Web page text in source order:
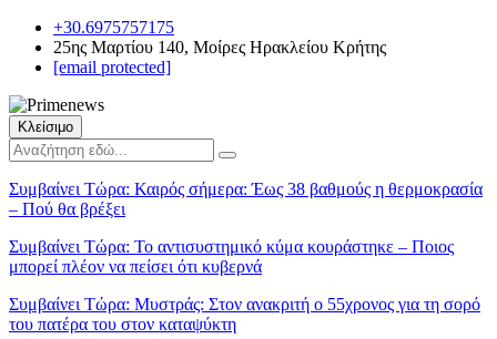
+30.6975757175
25ης Μαρτίου 140, Μοίρες Ηρακλείου Κρήτης
[email protected]
Κλείσιμο
Συμβαίνει Τώρα: Καιρός σήμερα: Έως 38 βαθμούς η θερμοκρασία
– Πού θα βρέξει
Συμβαίνει Τώρα: Το αντισυστημικό κύμα κουράστηκε – Ποιος
μπορεί πλέον να πείσει ότι κυβερνά
Συμβαίνει Τώρα: Μυστράς: Στον ανακριτή ο 55χρονος για τη σορό
του πατέρα του στον καταψύκτη